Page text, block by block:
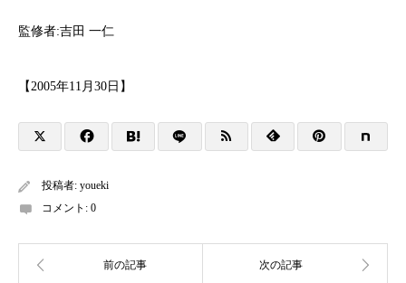
監修者:吉田 一仁
【2005年11月30日】
投稿者: youeki
コメント: 0